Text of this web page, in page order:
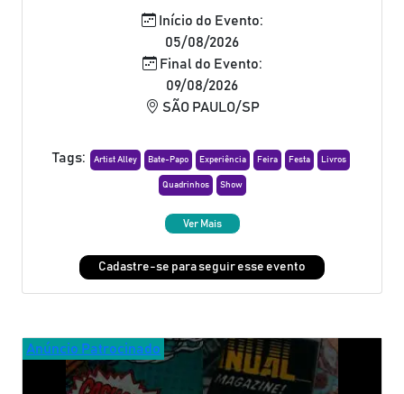
Início do Evento:
05/08/2026
Final do Evento:
09/08/2026
SÃO PAULO/SP
Tags: Artist Alley Bate-Papo Experiência Feira Festa Livros
Quadrinhos Show
Ver Mais
Cadastre-se para seguir esse evento
Anúncio Patrocinado